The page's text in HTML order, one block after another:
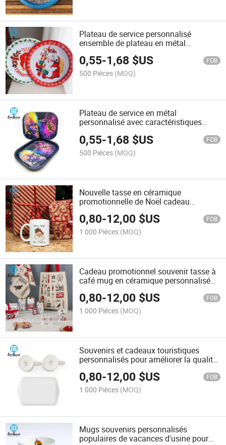
Plateau de service personnalisé
ensemble de plateau en métal
personnalisé pour Noël Et de vente en
gros de plateaux utilitaires décoratifs
pour toutes les occasions
0,55-1,68 $US FOB
500 Pièces (MOQ)
Plateau de service en métal
personnalisé avec caractéristiques
pour les plateaux, impression
personnalisée et offres uniques de
fournisseurs
0,55-1,68 $US FOB
500 Pièces (MOQ)
Nouvelle tasse en céramique
promotionnelle de Noël cadeau
0,80-12,00 $US FOB
1 000 Pièces (MOQ)
Cadeau promotionnel souvenir tasse à
café mug en céramique personnalisé
0,80-12,00 $US FOB
1 000 Pièces (MOQ)
Souvenirs et cadeaux touristiques
personnalisés pour améliorer la qualité
0,80-12,00 $US FOB
1 000 Pièces (MOQ)
Mugs souvenirs personnalisés
populaires de vacances d'usine pour